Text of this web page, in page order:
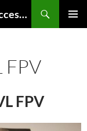
Drone, test, news et tuto drones et accessoires
FPV
FPV